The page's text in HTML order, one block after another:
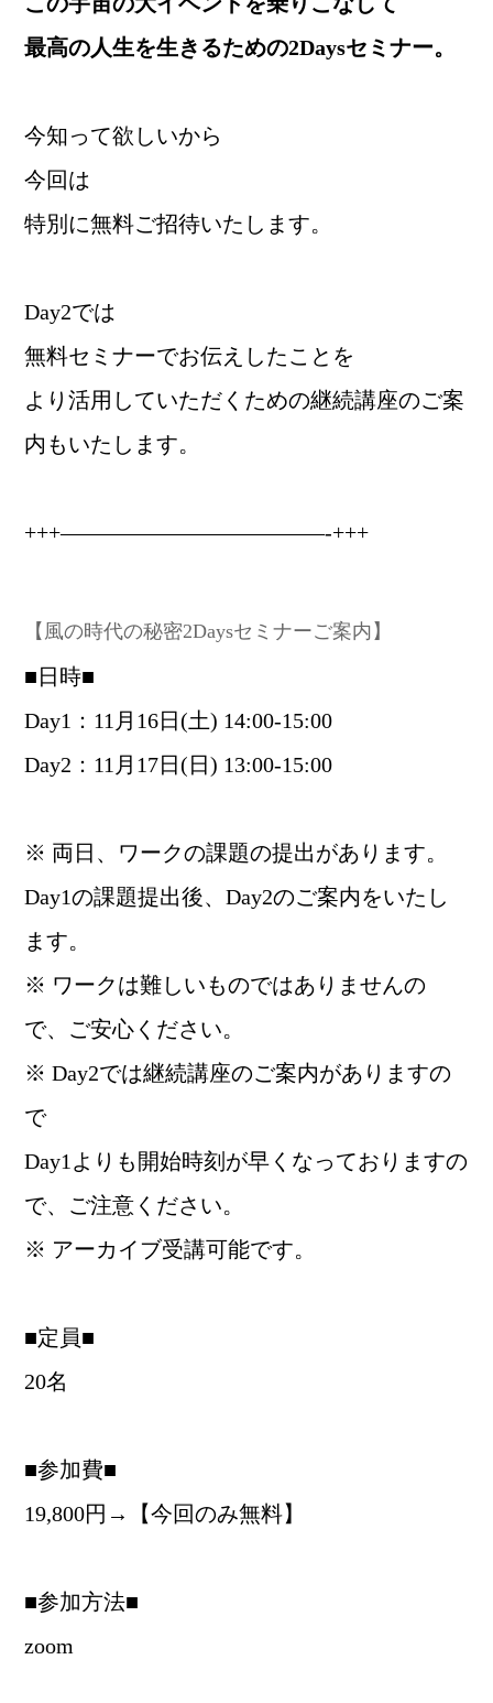
最高の人生を生きるための2Daysセミナー。
今知って欲しいから
今回は
特別に無料ご招待いたします。
Day2では
無料セミナーでお伝えしたことを
より活用していただくための継続講座のご案
内もいたします。
+++————————————-+++
【風の時代の秘密2Daysセミナーご案内】
■日時■
Day1：11月16日(土) 14:00-15:00
Day2：11月17日(日) 13:00-15:00
※ 両日、ワークの課題の提出があります。
Day1の課題提出後、Day2のご案内をいたし
ます。
※ ワークは難しいものではありませんの
で、ご安心ください。
※ Day2では継続講座のご案内がありますの
で
Day1よりも開始時刻が早くなっておりますの
で、ご注意ください。
※ アーカイブ受講可能です。
■定員■
20名
■参加費■
19,800円→【今回のみ無料】
■参加方法■
zoom